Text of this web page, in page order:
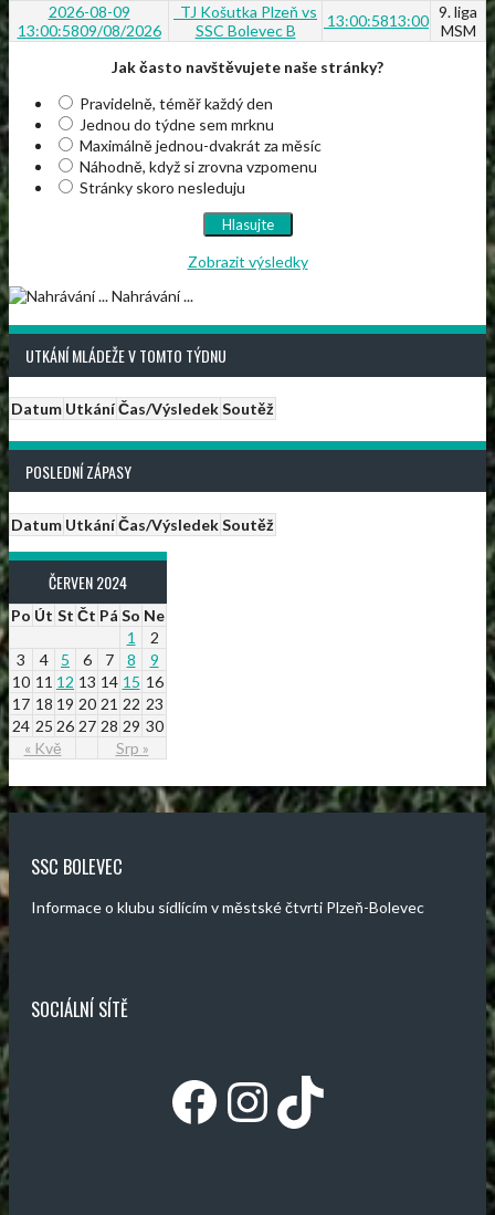
2026-08-09
13:00:5809/08/2026
TJ Košutka Plzeň vs
SSC Bolevec B
13:00:5813:00 9. liga
MSM
Jak často navštěvujete naše stránky?
Pravidelně, téměř každý den
Jednou do týdne sem mrknu
Maximálně jednou-dvakrát za měsíc
Náhodně, když si zrovna vzpomenu
Stránky skoro nesleduju
Zobrazit výsledky
Nahrávání ...
UTKÁNÍ MLÁDEŽE V TOMTO TÝDNU
Datum UtkáníČas/VýsledekSoutěž
POSLEDNÍ ZÁPASY
Datum UtkáníČas/VýsledekSoutěž
ČERVEN 2024
Po Út St Čt Pá So Ne
« Kvě Srp »
1
2
3
4 5 6 7 8
9
10 11 12 13 14 15 16
17 18 19 20 21 22 23
24 25 26 27 28 29 30
SSC BOLEVEC
Informace o klubu sídlícím v městské čtvrti Plzeň-Bolevec
SOCIÁLNÍ SÍTĚ
Facebook
Instagram
TikTok